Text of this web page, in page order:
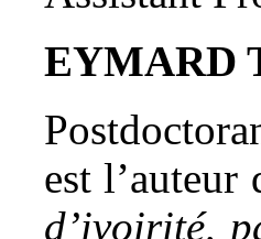
EYMARD
est
d’ivoirité,